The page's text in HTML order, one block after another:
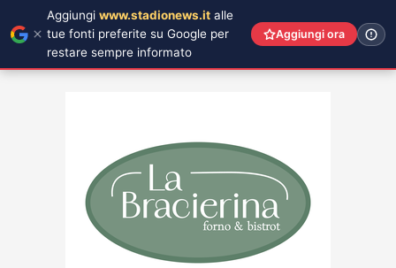
Aggiungi www.stadionews.it alle
tue fonti preferite su Google per
restare sempre informato
Aggiungi ora